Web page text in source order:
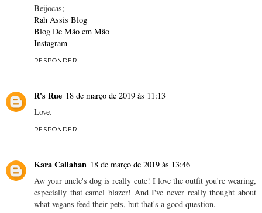
Beijocas;
Rah Assis Blog
Blog De Mão em Mão
Instagram
RESPONDER
R's Rue 18 de março de 2019 às 11:13
Love.
RESPONDER
Kara Callahan 18 de março de 2019 às 13:46
Aw your uncle's dog is really cute! I love the outfit you're wearing,
especially that camel blazer! And I've never really thought about
what vegans feed their pets, but that's a good question.